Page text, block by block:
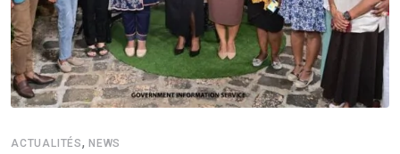
ACTUALITÉS, NEWS